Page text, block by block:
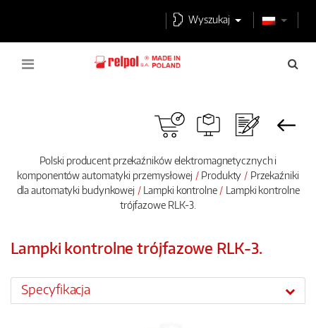
Wyszukaj
Polski producent przekaźników elektromagnetycznych i
komponentów automatyki przemysłowej
Produkty
Przekaźniki
dla automatyki budynkowej
Lampki kontrolne
Lampki kontrolne
trójfazowe RLK-3.
Lampki kontrolne trójfazowe RLK-3.
Specyfikacja